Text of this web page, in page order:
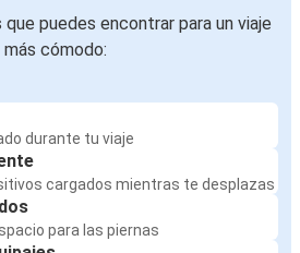
puedes encontrar para un viaje
más cómodo:
durante tu viaje
cargados mientras te desplazas
para las piernas